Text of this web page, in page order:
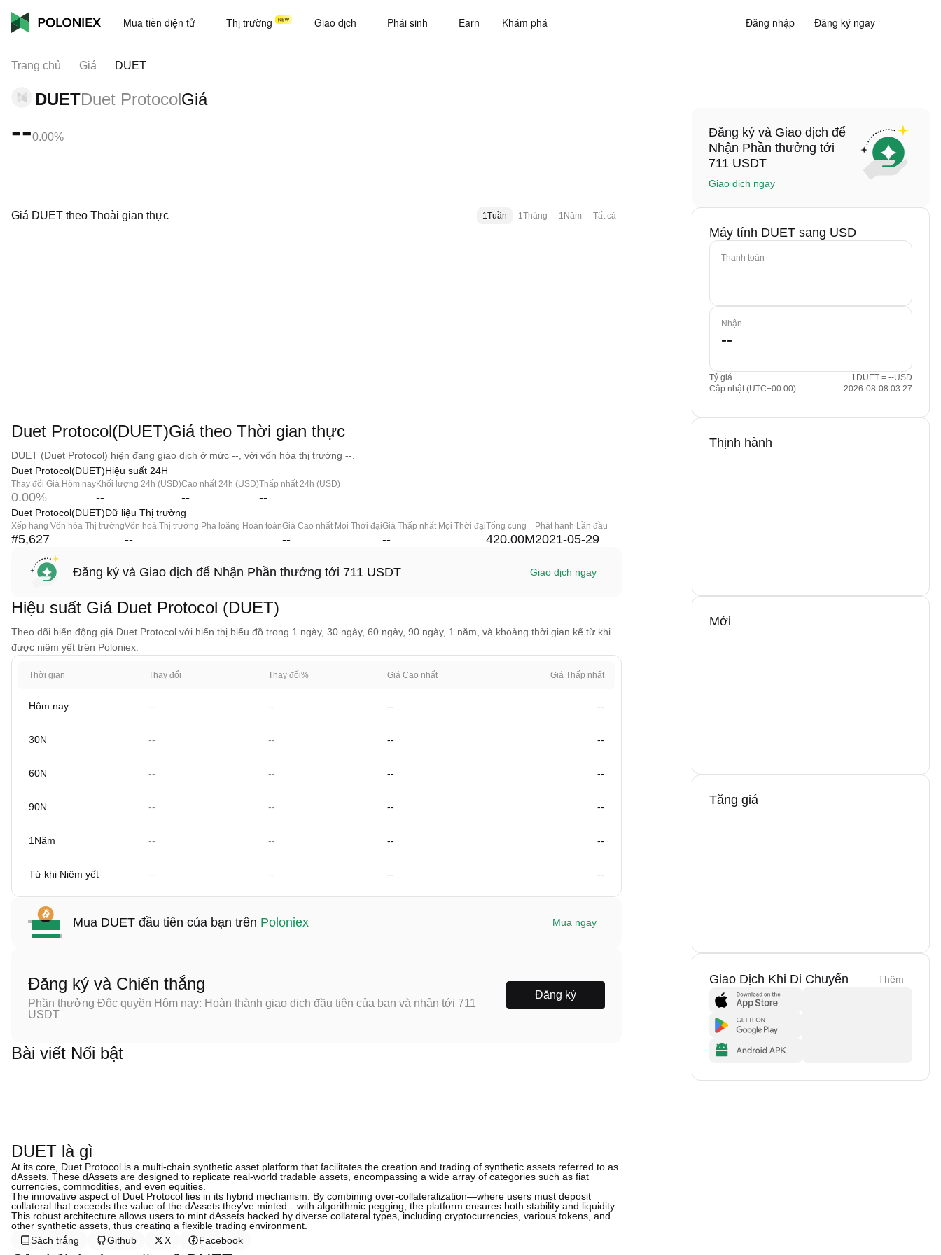
Mua tiền điện tử Thị trường Giao dịch Phái sinh Earn Khám phá Đăng nhập Đăng ký ngay
Trang chủ Giá DUET
DUETDuet ProtocolGiá
--0.00%
Giá DUET theo Thoài gian thực 1Tuần 1Tháng 1Năm Tất cả
Duet Protocol(DUET)Giá theo Thời gian thực
DUET (Duet Protocol) hiện đang giao dịch ở mức --, với vốn hóa thị trường --.
Duet Protocol(DUET)Hiệu suất 24H
Thay đổi Giá Hôm nay
0.00%
Khối lượng 24h (USD)
--
Cao nhất 24h (USD)
--
Thấp nhất 24h (USD)
--
Duet Protocol(DUET)Dữ liệu Thị trường
Xếp hạng Vốn hóa Thị trường
#5,627
Vốn hoá Thị trường Pha loãng Hoàn toàn
--
Giá Cao nhất Mọi Thời đại
--
Giá Thấp nhất Mọi Thời đại
--
Tổng cung
420.00M
Phát hành Lần đầu
2021-05-29
Đăng ký và Giao dịch để Nhận Phần thưởng tới 711 USDT Giao dịch ngay
Hiệu suất Giá Duet Protocol (DUET)
Theo dõi biến động giá Duet Protocol với hiển thị biểu đồ trong 1 ngày, 30 ngày, 60 ngày, 90 ngày, 1 năm, và khoảng thời gian kể từ khi
được niêm yết trên Poloniex.
Thời gian Thay đổi Thay đổi% Giá Cao nhất Giá Thấp nhất
Hôm nay -- -- -- --
30N -- -- -- --
60N -- -- -- --
90N -- -- -- --
1Năm -- -- -- --
Từ khi Niêm yết -- -- -- --
Mua DUET đầu tiên của bạn trên Poloniex Mua ngay
Đăng ký và Chiến thắng
Phần thưởng Độc quyền Hôm nay: Hoàn thành giao dịch đầu tiên của bạn và nhận tới 711
USDT
Đăng ký
Bài viết Nổi bật
DUET là gì
At its core, Duet Protocol is a multi-chain synthetic asset platform that facilitates the creation and trading of synthetic assets referred to as
dAssets. These dAssets are designed to replicate real-world tradable assets, encompassing a wide array of categories such as fiat
currencies, commodities, and even equities.
The innovative aspect of Duet Protocol lies in its hybrid mechanism. By combining over-collateralization—where users must deposit
collateral that exceeds the value of the dAssets they've minted—with algorithmic pegging, the platform ensures both stability and liquidity.
This robust architecture allows users to mint dAssets backed by diverse collateral types, including cryptocurrencies, various tokens, and
other synthetic assets, thus creating a flexible trading environment.
Sách trắng
Github X Facebook
Đăng ký và Giao dịch để
Nhận Phần thưởng tới
711 USDT
Giao dịch ngay
Máy tính DUET sang USD
Thanh toán
Nhận
Tỷ giá
1DUET = --USD
Cập nhật (UTC+00:00)
2026-08-08 03:27
Thịnh hành
Mới
Tăng giá
Giao Dịch Khi Di Chuyển Thêm